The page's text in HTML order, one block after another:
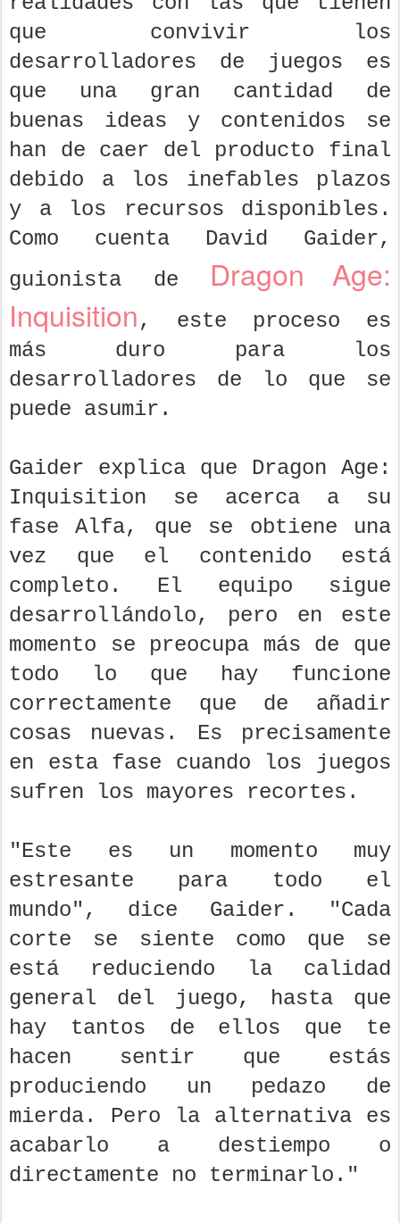
que convivir los
desarrolladores de juegos es
que una gran cantidad de
buenas ideas y contenidos se
han de caer del producto final
debido a los inefables plazos
y a los recursos disponibles.
Como cuenta David Gaider,
guionista de Dragon Age:
Inquisition , este proceso es
más duro para los
desarrolladores de lo que se
puede asumir.
Gaider explica que Dragon Age:
Inquisition se acerca a su
fase Alfa, que se obtiene una
vez que el contenido está
completo. El equipo sigue
desarrollándolo, pero en este
momento se preocupa más de que
todo lo que hay funcione
correctamente que de añadir
cosas nuevas. Es precisamente
en esta fase cuando los juegos
sufren los mayores recortes.
"Este es un momento muy
estresante para todo el
mundo", dice Gaider. "Cada
corte se siente como que se
está reduciendo la calidad
general del juego, hasta que
hay tantos de ellos que te
hacen sentir que estás
produciendo un pedazo de
mierda. Pero la alternativa es
acabarlo a destiempo o
directamente no terminarlo."